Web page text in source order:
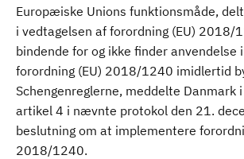
Europæiske Unions funktionsmåde,
i vedtagelsen af forordning (EU) 2018/
bindende for og ikke finder anvendelse
forordning (EU) 2018/1240 imidlertid
Schengenreglerne, meddelte Danmark
artikel 4 i nævnte protokol den 21.
beslutning om at implementere
2018/1240.